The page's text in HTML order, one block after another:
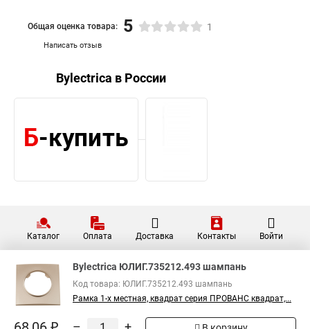
Написать отзыв
Общая оценка товара: 5 1
Bylectrica в России
Каталог Оплата Доставка Контакты Войти
Bylectrica ЮЛИГ.735212.493 шампань
Код товара: ЮЛИГ.735212.493 шампань
Рамка 1-х местная, квадрат серия ПРОВАНС квадрат,...